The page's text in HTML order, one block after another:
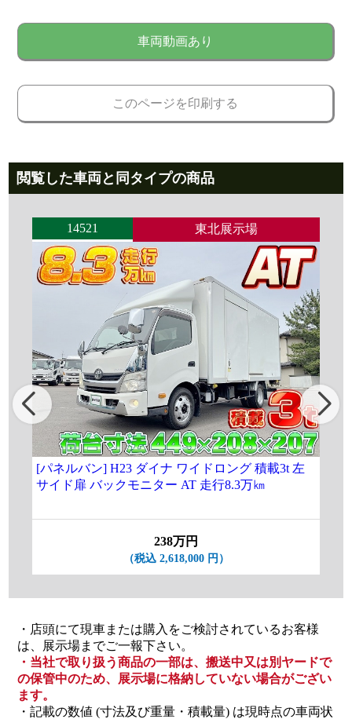
車両動画あり
このページを印刷する
閲覧した車両と同タイプの商品
14521 東北展示場
[パネルバン] H23 ダイナ ワイドロング 積載3t 左
サイド扉 バックモニター AT 走行8.3万㎞
238万円
（税込 2,618,000 円）
・店頭にて現車または購入をご検討されているお客様
は、展示場までご一報下さい。
・当社で取り扱う商品の一部は、搬送中又は別ヤードで
の保管中のため、展示場に格納していない場合がござい
ます。
・記載の数値 (寸法及び重量・積載量) は現時点の車両状